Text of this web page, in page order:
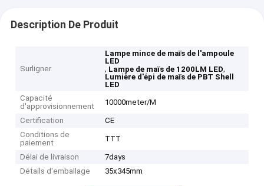
Description De Produit
Surligner
Lampe mince de maïs de l'ampoule
LED
, Lampe de maïs de 1200LM LED,
Lumière d'épi de maïs de PBT Shell
LED
Capacité
d'approvisionnement
10000meter/M
Certification
CE
Conditions de
paiement
TTT
Délai de livraison
7days
Détails d'emballage
35x345mm